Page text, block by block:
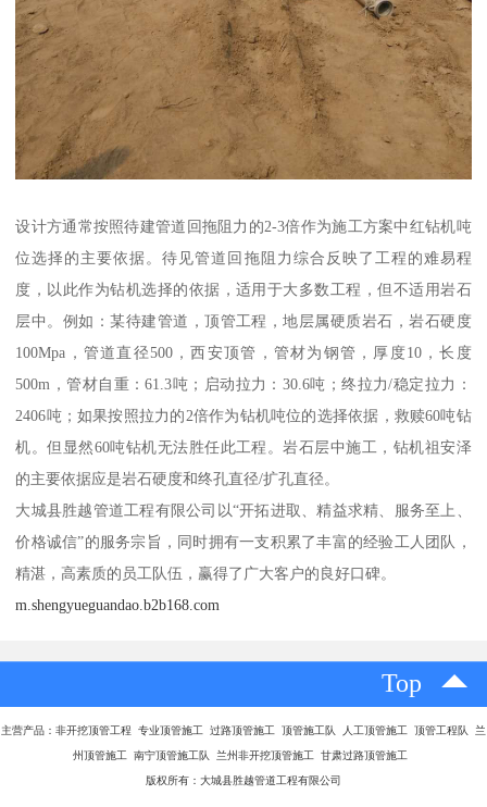
设计方通常按照待建管道回拖阻力的2-3倍作为施工方案中红钻机吨
位选择的主要依据。待见管道回拖阻力综合反映了工程的难易程
度，以此作为钻机选择的依据，适用于大多数工程，但不适用岩石
层中。例如：某待建管道，顶管工程，地层属硬质岩石，岩石硬度
100Mpa，管道直径500，西安顶管，管材为钢管，厚度10，长度
500m，管材自重：61.3吨；启动拉力：30.6吨；终拉力/稳定拉力：
2406吨；如果按照拉力的2倍作为钻机吨位的选择依据，救赎60吨钻
机。但显然60吨钻机无法胜任此工程。岩石层中施工，钻机祖安泽
的主要依据应是岩石硬度和终孔直径/扩孔直径。
大城县胜越管道工程有限公司以“开拓进取、精益求精、服务至上、
价格诚信”的服务宗旨，同时拥有一支积累了丰富的经验工人团队，
精湛，高素质的员工队伍，赢得了广大客户的良好口碑。
m.shengyueguandao.b2b168.com
Top
主营产品： 非开挖顶管工程 专业顶管施工 过路顶管施工 顶管施工队 人工顶管施工 顶管工程队 兰
州顶管施工 南宁顶管施工队 兰州非开挖顶管施工 甘肃过路顶管施工
版权所有：大城县胜越管道工程有限公司